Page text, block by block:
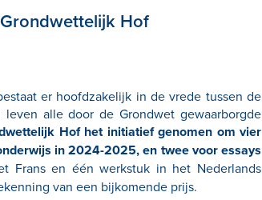
Hof
er hoofdzakelijk in de vrede tussen de
alle door de Grondwet gewaarborgde
Hof het initiatief genomen om vier
in 2024-2025, en twee voor essays
Frans en één werkstuk in het Nederlands
van een bijkomende prijs.